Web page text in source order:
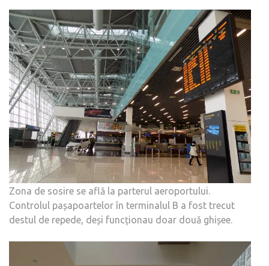
Zona de sosire se află la parterul aeroportului.
Controlul pașapoartelor în terminalul B a fost trecut
destul de repede, deși funcționau doar două ghișee.